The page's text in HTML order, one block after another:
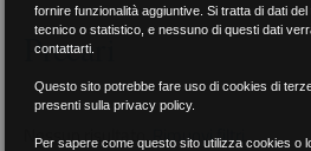
Precari
Nessun risultato.Rimuovi filtri
fornire funzionalità aggiuntive. Si tratta di dati
tecnico o statistico, e nessuno di questi dati
contattarti.
Questo sito potrebbe fare uso di cookies di
presenti sulla privacy policy.
Per sapere come questo sito utilizza cookies o